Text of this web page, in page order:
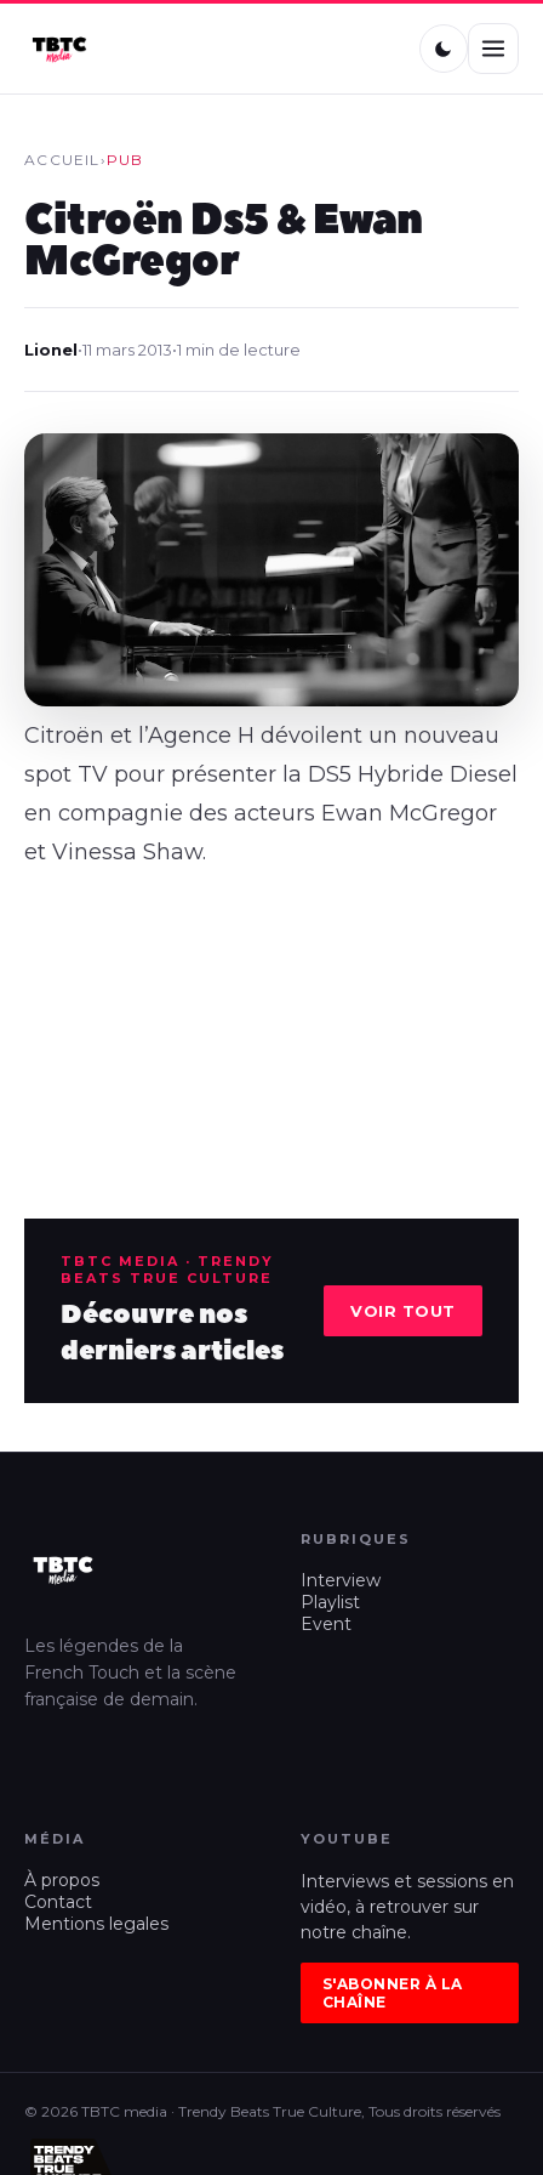
ACCUEIL› PUB
Citroën Ds5 & Ewan
McGregor
Lionel•11 mars 2013•1 min de lecture
Citroën et l’Agence H dévoilent un nouveau
spot TV pour présenter la DS5 Hybride Diesel
en compagnie des acteurs Ewan McGregor
et Vinessa Shaw.
TBTC MEDIA · TRENDY
BEATS TRUE CULTURE
Découvre nos
derniers articles
VOIR TOUT
Les légendes de la
French Touch et la scène
française de demain.
RUBRIQUES
Interview
Playlist
Event
MÉDIA
À propos
Contact
Mentions legales
YOUTUBE
Interviews et sessions en
vidéo, à retrouver sur
notre chaîne.
S'ABONNER À LA
CHAÎNE
© 2026 TBTC media · Trendy Beats True Culture, Tous droits réservés